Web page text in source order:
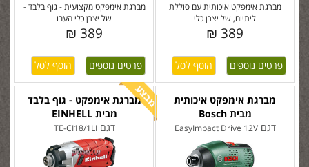
מברגת אימפקט מקצועית - גוף בלבד -
של יצרן כלי העבו
389 ₪
פרטים נוספים
מברגת אימפקט איכותית עם סוללת
ליתיום, של יצרן כלי
389 ₪
פרטים נוספים
מברגת אימפקט - גוף בלבד
מבית EINHELL
דגםTE-CI18/1LI
מברגת אימפקט איכותית
מבית Bosch
דגםEasyImpact Drive 12V